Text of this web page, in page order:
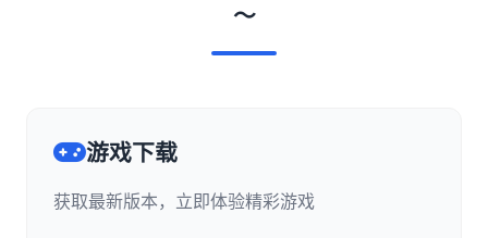
～
游戏下载
获取最新版本，立即体验精彩游戏